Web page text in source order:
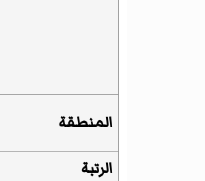
المنطقة
الرتبة